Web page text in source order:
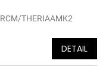
RCM/THERIAAMK2
DETAIL